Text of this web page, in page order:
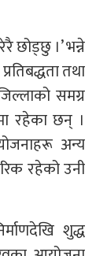
छोड्छु ।’ भन्ने
तथा
समग्र
रहेका छन् ।
अन्य
रहेको उनी
शुद्ध